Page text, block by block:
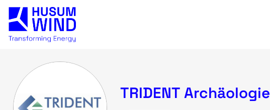
TRIDENT Archäologie